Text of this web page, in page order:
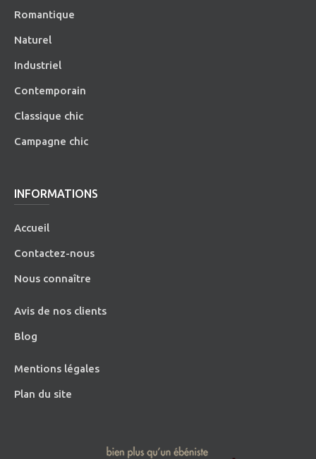
Romantique
Naturel
Industriel
Contemporain
Classique chic
Campagne chic
INFORMATIONS
Accueil
Contactez-nous
Nous connaître
Avis de nos clients
Blog
Mentions légales
Plan du site